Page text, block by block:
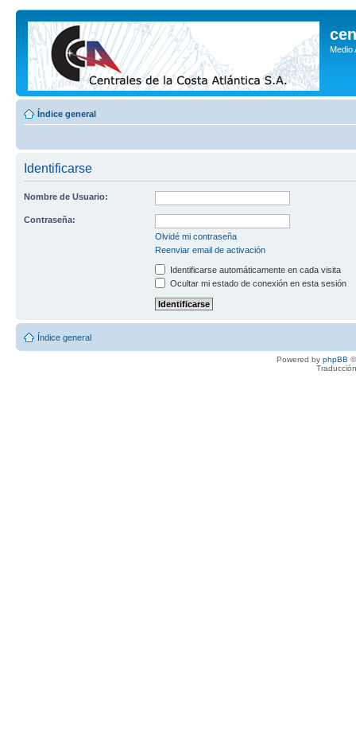
Medio
Índice general
Identificarse
Nombre de Usuario:
Contraseña:
Olvidé mi contraseña
Reenviar email de activación
Identificarse automáticamente en cada visita
Ocultar mi estado de conexión en esta sesión
Índice general
Powered by phpBB